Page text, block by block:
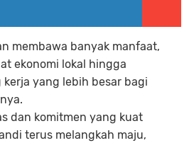
membawa banyak manfaat,
ekonomi lokal hingga
yang lebih besar bagi
dan komitmen yang kuat
terus melangkah maju,